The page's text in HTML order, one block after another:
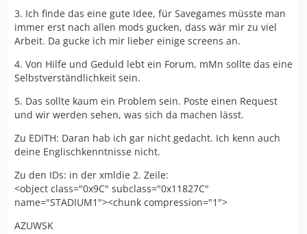
3. Ich finde das eine gute Idee, für Savegames müsste man
immer erst nach allen mods gucken, dass wär mir zu viel
Arbeit. Da gucke ich mir lieber einige screens an.
4. Von Hilfe und Geduld lebt ein Forum, mMn sollte das eine
Selbstverständlichkeit sein.
5. Das sollte kaum ein Problem sein. Poste einen Request
und wir werden sehen, was sich da machen lässt.
Zu EDITH: Daran hab ich gar nicht gedacht. Ich kenn auch
deine Englischkenntnisse nicht.
Zu den IDs: in der xmldie 2. Zeile:
<object class="0x9C" subclass="0x11827C"
name="STADIUM1"><chunk compression="1">
AZUWSK